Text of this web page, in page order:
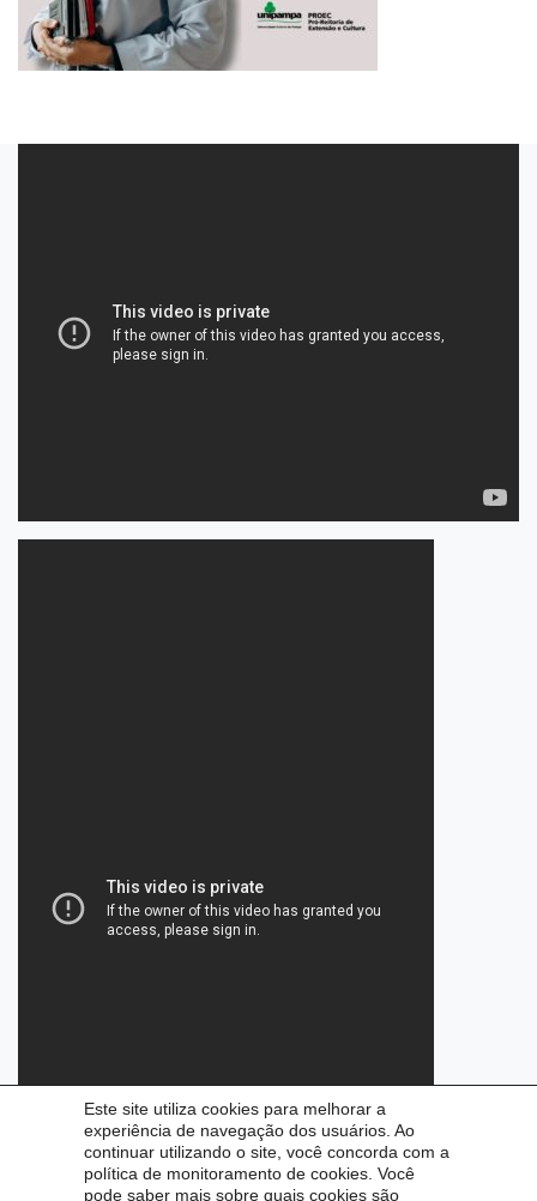
Este site utiliza cookies para melhorar a
experiência de navegação dos usuários. Ao
continuar utilizando o site, você concorda com a
política de monitoramento de cookies. Você
pode saber mais sobre quais cookies são